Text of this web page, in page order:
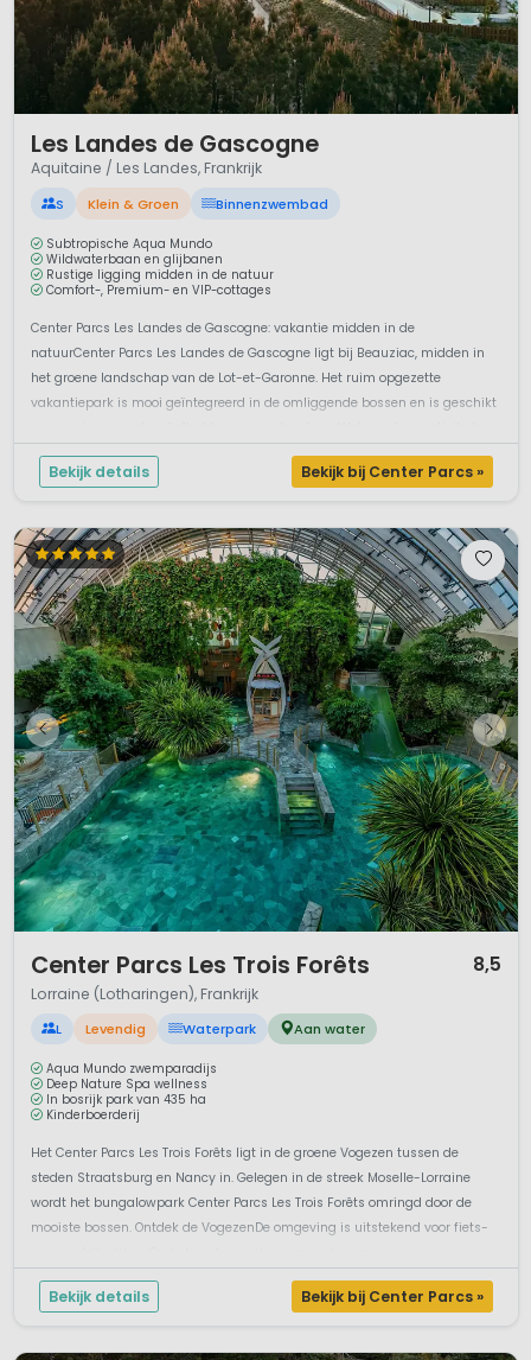
Les Landes de Gascogne
Aquitaine / Les Landes, Frankrijk
S Klein & Groen Binnenzwembad
Subtropische Aqua Mundo
Wildwaterbaan en glijbanen
Rustige ligging midden in de natuur
Comfort-, Premium- en VIP-cottages
Center Parcs Les Landes de Gascogne: vakantie midden in de
natuurCenter Parcs Les Landes de Gascogne ligt bij Beauziac, midden in
het groene landschap van de Lot-et-Garonne. Het ruim opgezette
vakantiepark is mooi geïntegreerd in de omliggende bossen en is geschikt
voo...
Bekijk details Bekijk bij Center Parcs »
Center Parcs Les Trois Forêts 8,5
Lorraine (Lotharingen), Frankrijk
L Levendig Waterpark Aan water
Aqua Mundo zwemparadijs
Deep Nature Spa wellness
In bosrijk park van 435 ha
Kinderboerderij
Het Center Parcs Les Trois Forêts ligt in de groene Vogezen tussen de
steden Straatsburg en Nancy in. Gelegen in de streek Moselle-Lorraine
wordt het bungalowpark Center Parcs Les Trois Forêts omringd door de
mooiste bossen. Ontdek de VogezenDe omgeving is uitstekend voor fiets-
Bekijk details Bekijk bij Center Parcs »